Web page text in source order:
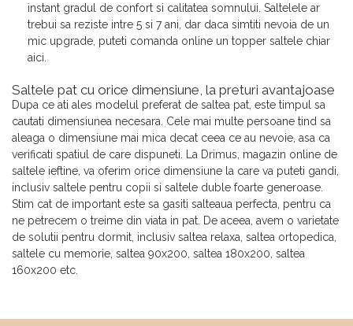
instant gradul de confort si calitatea somnului. Saltelele ar
trebui sa reziste intre 5 si 7 ani, dar daca simtiti nevoia de un
mic upgrade, puteti comanda online un topper saltele chiar
aici.
Saltele pat cu orice dimensiune, la preturi avantajoase
Dupa ce ati ales modelul preferat de saltea pat, este timpul sa
cautati dimensiunea necesara. Cele mai multe persoane tind sa
aleaga o dimensiune mai mica decat ceea ce au nevoie, asa ca
verificati spatiul de care dispuneti. La Drimus, magazin online de
saltele ieftine, va oferim orice dimensiune la care va puteti gandi,
inclusiv saltele pentru copii si saltele duble foarte generoase.
Stim cat de important este sa gasiti salteaua perfecta, pentru ca
ne petrecem o treime din viata in pat. De aceea, avem o varietate
de solutii pentru dormit, inclusiv saltea relaxa, saltea ortopedica,
saltele cu memorie, saltea 90x200, saltea 180x200, saltea
160x200 etc.